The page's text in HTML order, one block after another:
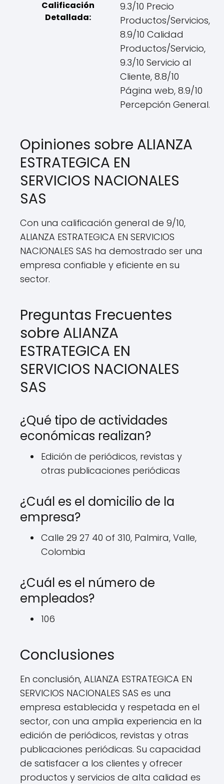
Calificación
Detallada:
9.3/10 Precio
Productos/Servicios,
8.9/10 Calidad
Productos/Servicio,
9.3/10 Servicio al
Cliente, 8.8/10
Página web, 8.9/10
Percepción General.
Opiniones sobre ALIANZA
ESTRATEGICA EN
SERVICIOS NACIONALES
SAS
Con una calificación general de 9/10,
ALIANZA ESTRATEGICA EN SERVICIOS
NACIONALES SAS ha demostrado ser una
empresa confiable y eficiente en su
sector.
Preguntas Frecuentes
sobre ALIANZA
ESTRATEGICA EN
SERVICIOS NACIONALES
SAS
¿Qué tipo de actividades
económicas realizan?
Edición de periódicos, revistas y
otras publicaciones periódicas
¿Cuál es el domicilio de la
empresa?
Calle 29 27 40 of 310, Palmira, Valle,
Colombia
¿Cuál es el número de
empleados?
106
Conclusiones
En conclusión, ALIANZA ESTRATEGICA EN
SERVICIOS NACIONALES SAS es una
empresa establecida y respetada en el
sector, con una amplia experiencia en la
edición de periódicos, revistas y otras
publicaciones periódicas. Su capacidad
de satisfacer a los clientes y ofrecer
productos y servicios de alta calidad es